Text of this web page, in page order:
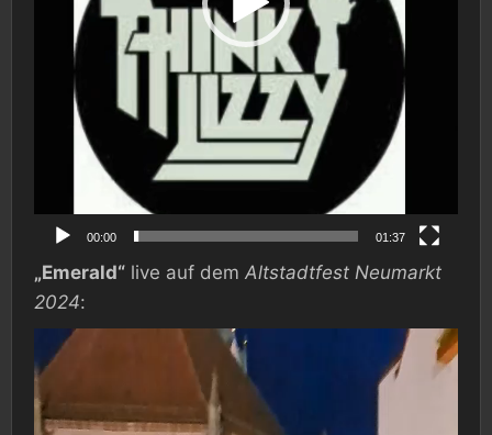
00:00 01:37
„Emerald“ live auf dem Altstadtfest Neumarkt
2024:
Video-
Player